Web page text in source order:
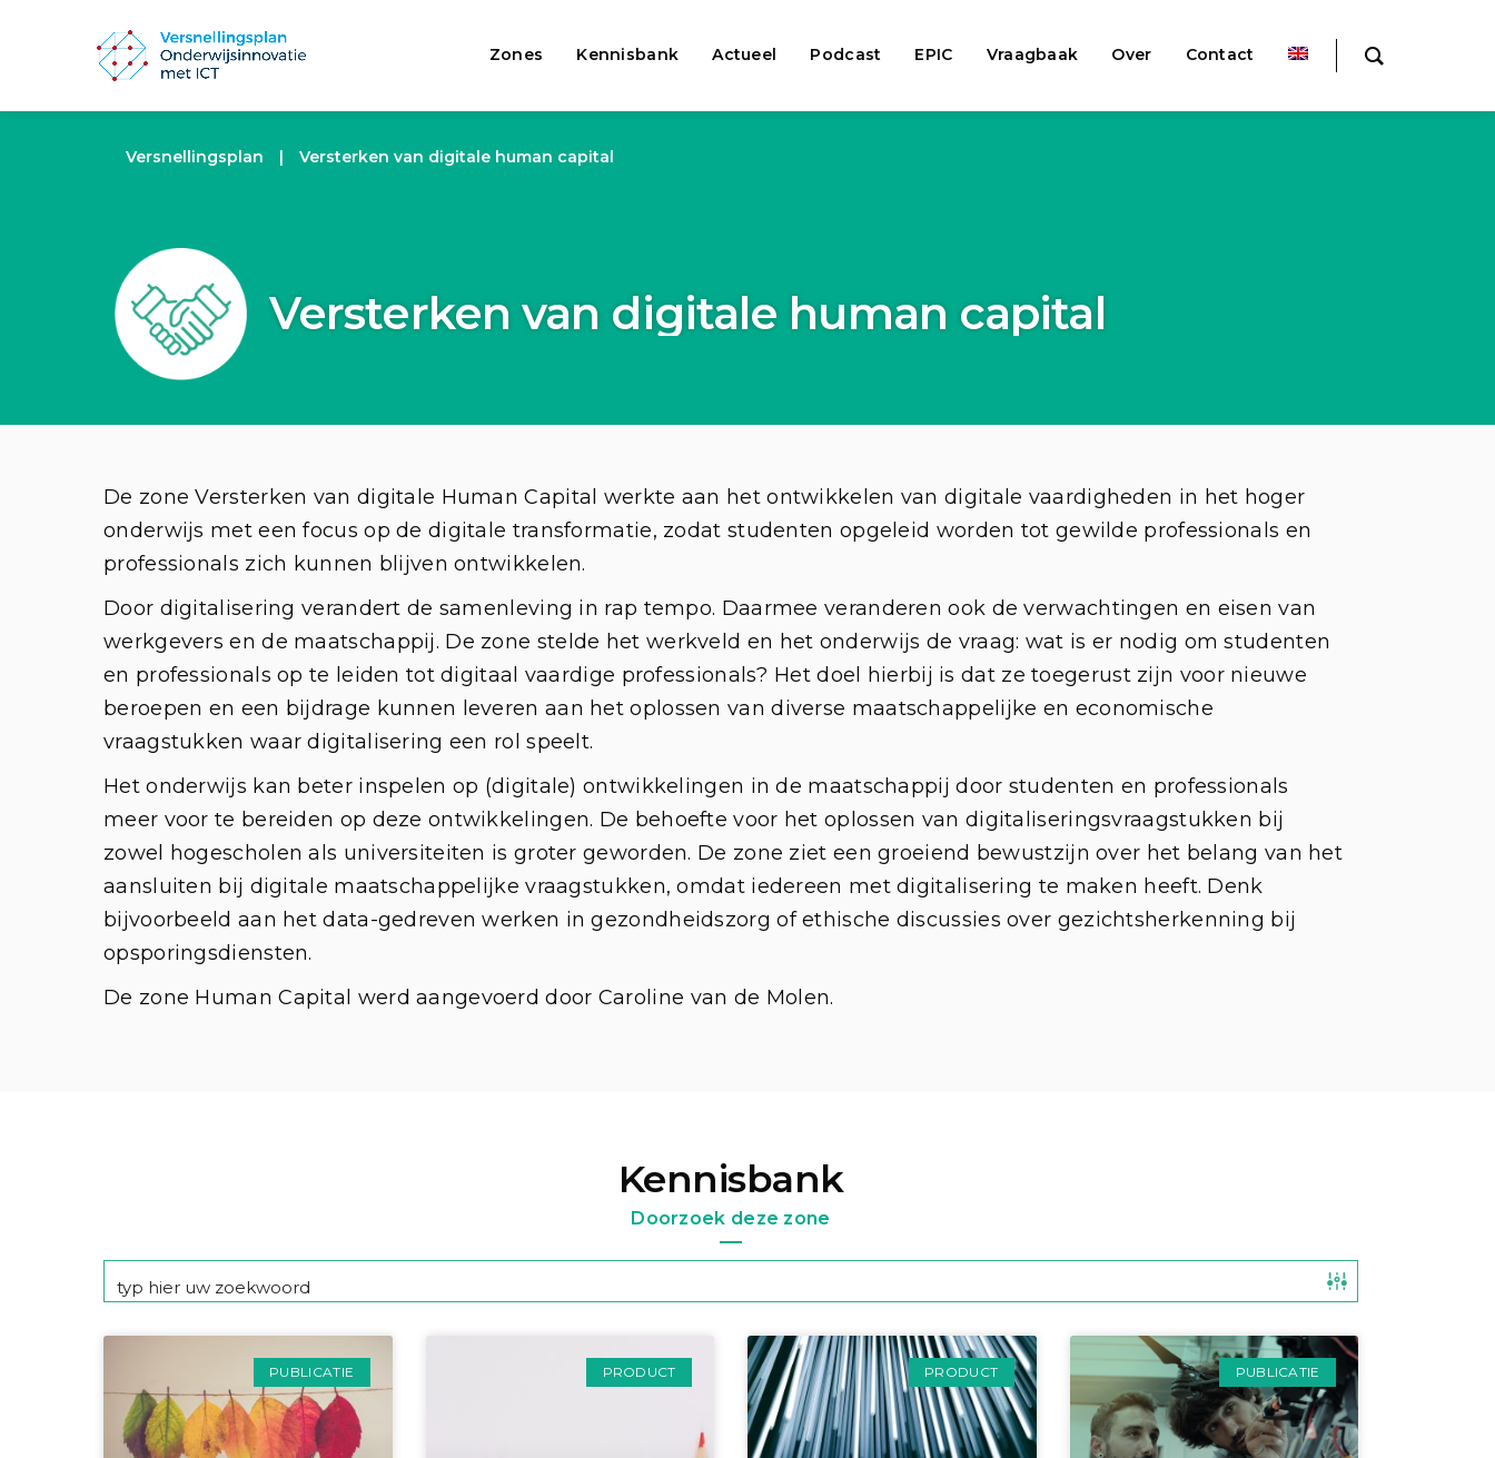
Zones Kennisbank Actueel Podcast EPIC Vraagbaak Over Contact
Versnellingsplan | Versterken van digitale human capital
Versterken van digitale human capital
De zone Versterken van digitale Human Capital werkte aan het ontwikkelen van digitale vaardigheden in het hoger
onderwijs met een focus op de digitale transformatie, zodat studenten opgeleid worden tot gewilde professionals en
professionals zich kunnen blijven ontwikkelen.
Door digitalisering verandert de samenleving in rap tempo. Daarmee veranderen ook de verwachtingen en eisen van
werkgevers en de maatschappij. De zone stelde het werkveld en het onderwijs de vraag: wat is er nodig om studenten
en professionals op te leiden tot digitaal vaardige professionals? Het doel hierbij is dat ze toegerust zijn voor nieuwe
beroepen en een bijdrage kunnen leveren aan het oplossen van diverse maatschappelijke en economische
vraagstukken waar digitalisering een rol speelt.
Het onderwijs kan beter inspelen op (digitale) ontwikkelingen in de maatschappij door studenten en professionals
meer voor te bereiden op deze ontwikkelingen. De behoefte voor het oplossen van digitaliseringsvraagstukken bij
zowel hogescholen als universiteiten is groter geworden. De zone ziet een groeiend bewustzijn over het belang van het
aansluiten bij digitale maatschappelijke vraagstukken, omdat iedereen met digitalisering te maken heeft. Denk
bijvoorbeeld aan het data-gedreven werken in gezondheidszorg of ethische discussies over gezichtsherkenning bij
opsporingsdiensten.
De zone Human Capital werd aangevoerd door Caroline van de Molen.
Kennisbank
Doorzoek deze zone
PUBLICATIE PRODUCT PRODUCT PUBLICATIE